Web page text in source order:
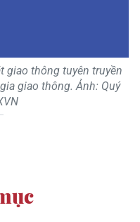
giao thông tuyên truyền
giao thông. Ảnh: Quý